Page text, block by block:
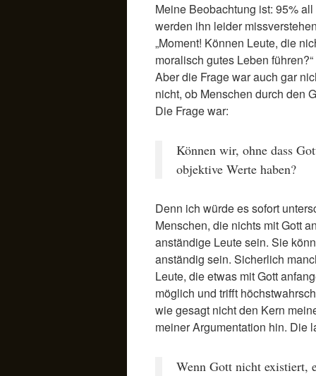
Meine Beobachtung ist: 95%
werden ihn leider
„Moment! Können Leute, die
moralisch gutes Leben
Aber die Frage war auch gar
nicht, ob Menschen durch den
Die Frage war:
Können wir, ohne dass
objektive Werte haben?
Denn ich würde es sofort
Menschen, die nichts mit Gott
anständige Leute sein. Sie
anständig sein. Sicherlich
Leute, die etwas mit Gott
möglich und trifft
wie gesagt nicht den Kern
meiner Argumentation hin. Die
Wenn Gott nicht existiert,